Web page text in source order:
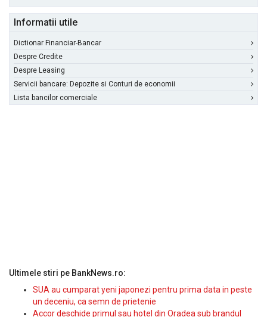
Informatii utile
Dictionar Financiar-Bancar
Despre Credite
Despre Leasing
Servicii bancare: Depozite si Conturi de economii
Lista bancilor comerciale
Ultimele stiri pe BankNews.ro:
SUA au cumparat yeni japonezi pentru prima data in peste
un deceniu, ca semn de prietenie
Accor deschide primul sau hotel din Oradea sub brandul